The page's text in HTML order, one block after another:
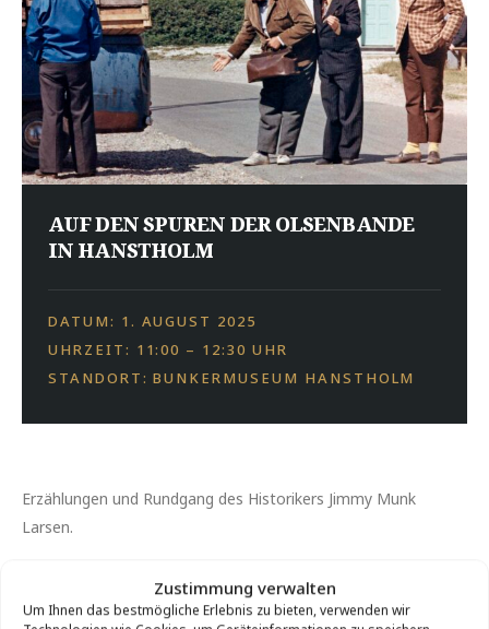
Zustimmung verwalten
Um Ihnen das bestmögliche Erlebnis zu bieten, verwenden wir
AUF DEN SPUREN DER OLSENBANDE
IN HANSTHOLM
DATUM: 1. AUGUST 2025
UHRZEIT: 11:00 – 12:30 UHR
STANDORT: BUNKERMUSEUM HANSTHOLM
Erzählungen und Rundgang des Historikers Jimmy Munk
Larsen.
dem Kultfilm "Die Olsenbande in Jütland" von 1971.